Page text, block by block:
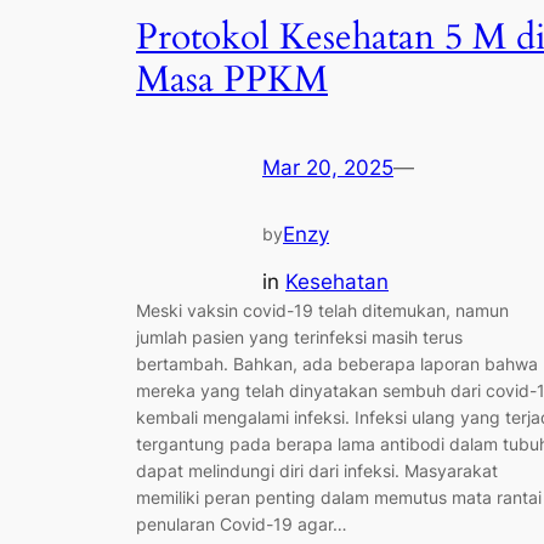
Protokol Kesehatan 5 M di
Masa PPKM
Mar 20, 2025—
byEnzy
in Kesehatan
Meski vaksin covid-19 telah ditemukan, namun
jumlah pasien yang terinfeksi masih terus
bertambah. Bahkan, ada beberapa laporan bahwa
mereka yang telah dinyatakan sembuh dari covid-
kembali mengalami infeksi. Infeksi ulang yang
tergantung pada berapa lama antibodi dalam
dapat melindungi diri dari infeksi. Masyarakat
memiliki peran penting dalam memutus mata rantai
penularan Covid-19 agar…